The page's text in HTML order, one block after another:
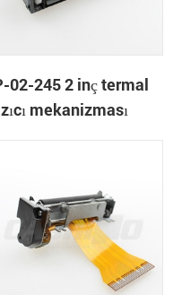
02-245 2 inç termal
mekanizması